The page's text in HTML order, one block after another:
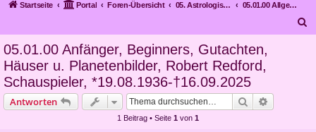
Startseite Portal Foren-Übersicht 05. Astrologische Gutachten
05.01.00 Allgemeines über die Persönlichkeitsentwicklung
05.01.00 Anfänger, Beginners, Gutachten,
Häuser u. Planetenbilder, Robert Redford,
Schauspieler, *19.08.1936-†16.09.2025
Antworten Suche
1 Beitrag • Seite 1 von 1